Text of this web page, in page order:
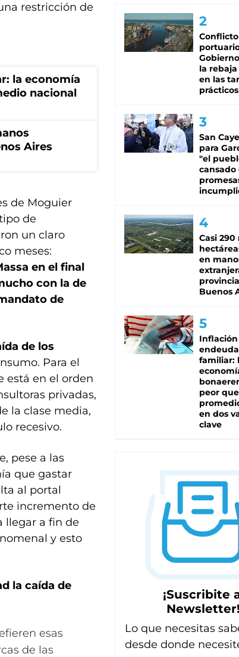
restricción de
la economía
nacional
Aires
de Moguier
de
un claro
meses:
en el final
con la de
de
de los
Para el
está en el orden
privadas,
la clase media,
recesivo.
pese a las
que gastar
al portal
incremento de
llegar a fin de
y esto
la caída de
esas
de las
Conflicto
la rebaja
en las
prácticos
San
para
"el
cansado
Casi 290
en
Buenos
Inflación
familiar:
peor
en dos
clave
¡Suscribite
Newsletter!
Lo que necesitas
desde donde